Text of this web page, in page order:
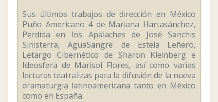
Sus últimos trabajos de dirección en México
Puño Americano 4 de Mariana Hartasánchez,
Perdida en los Apalaches de José Sanchis
Sinisterra, AguaSangre de Estela Leñero,
Letargo Cibernético de Sharon Kleinberg e
Ideosfera de Marisol Flores, así como varias
lecturas teatralizas para la difusión de la nueva
dramaturgia latinoamericana tanto en México
como en España.